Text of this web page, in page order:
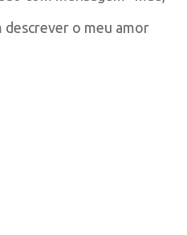
o meu amor